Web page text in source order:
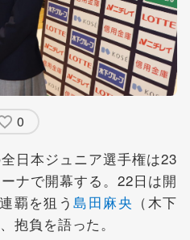
0
日本ジュニア選手権は23
ナで開幕する。22日は開
覇を狙う島田麻央 （木下
抱負を語った。